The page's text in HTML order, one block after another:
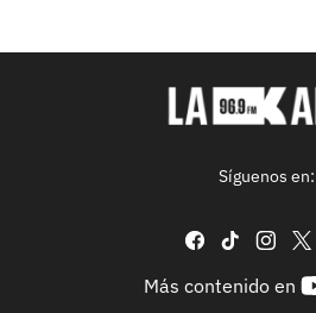
Síguenos en:
facebook
tiktok
Más contenido en